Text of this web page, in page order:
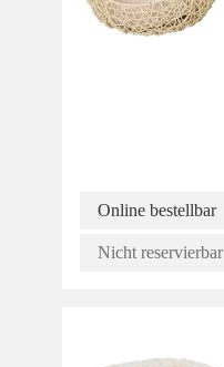
Online bestellbar
Nicht reservierbar